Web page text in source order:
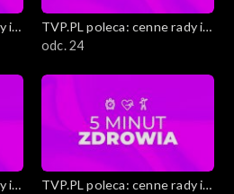
i
TVP.PL poleca: cenne rady i
ciekawostki
odc. 24
i
TVP.PL poleca: cenne rady i